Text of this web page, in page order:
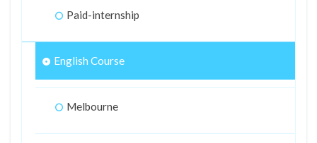
Paid-internship
English Course
Melbourne